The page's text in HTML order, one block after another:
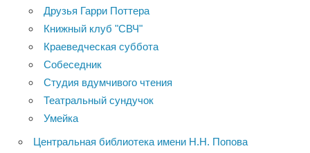
Друзья Гарри Поттера
Книжный клуб "СВЧ"
Краеведческая суббота
Собеседник
Студия вдумчивого чтения
Театральный сундучок
Умейка
Центральная библиотека имени Н.Н. Попова